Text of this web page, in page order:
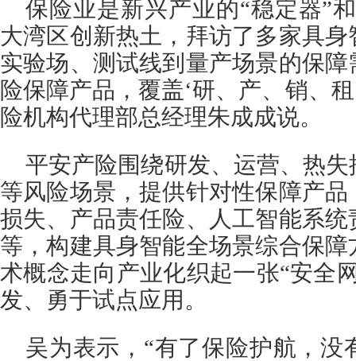
保险业是新兴产业的“稳定器”
大湾区创新热土，拜访了多家具
实验场、测试线到量产场景的保
险保障产品，覆盖‘研、产、销、
险机构代理部总经理朱成成说。
平安产险围绕研发、运营、热
等风险场景，提供针对性保障产
损失、产品责任险、人工智能系
等，构建具身智能全场景综合保
术概念走向产业化织起一张“安全
发、勇于试点应用。
吴为表示，“有了保险护航，没